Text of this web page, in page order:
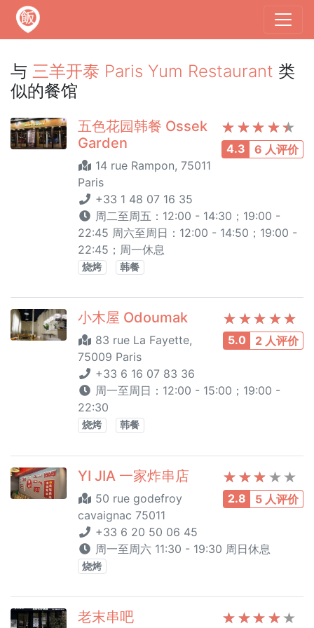
与 三羊开泰 Paris Yum Restaurant 类
似的餐馆
4.3 6 人评价
五色花园韩餐 Ossek
Garden
14 rue Rampon, 75011
Paris
+33 1 48 07 16 35
周二至周五：12:00 - 14:30；19:00 -
22:45 周六至周日：12:00 - 14:50；19:00 -
22:45；周一休息
烧烤 韩餐
5.0 2 人评价
小木屋 Odoumak
83 rue La Fayette,
75009 Paris
+33 6 16 07 83 36
周一至周日：12:00 - 15:00；19:00 -
22:30
烧烤 韩餐
2.8 5 人评价
YI JIA 一家炸串店
50 rue godefroy
cavaignac 75011
+33 6 20 50 06 45
周一至周六 11:30 - 19:30 周日休息
烧烤
老末串吧